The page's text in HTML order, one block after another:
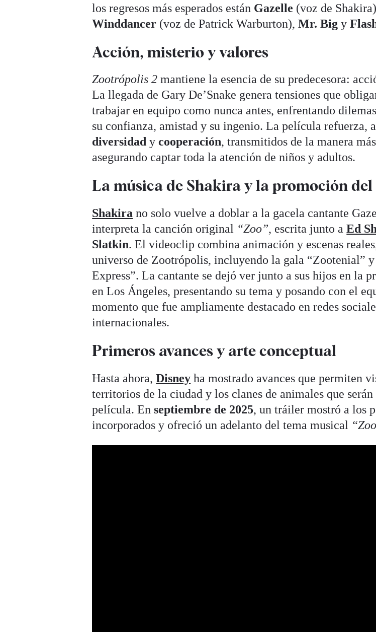
los regresos más esperados están Gazelle (voz de
Winddancer (voz de Patrick Warburton),Mr. Bigy
Acción, misterio y valores
Zootrópolis 2 mantiene la esencia de su predecesora:
La llegada de Gary De’Snake genera tensiones que
trabajar en equipo como nunca antes, enfrentando
su confianza, amistad y su ingenio. La película refuerza,
diversidad ycooperación, transmitidos de la manera
asegurando captar toda la atención de niños y adultos.
La música de Shakira y la promoción
Shakira no solo vuelve a doblar a la gacela cantante
interpreta la canción original “Zoo”, escrita junto aEd
Slatkin. El videoclip combina animación y escenas
universo de Zootrópolis, incluyendo la gala “Zootenial”
Express”. La cantante se dejó ver junto a sus hijos en la
en Los Ángeles, presentando su tema y posando con el
momento que fue ampliamente destacado en redes
internacionales.
Primeros avances y arte conceptual
Hasta ahora,Disney ha mostrado avances que permiten
territorios de la ciudad y los clanes de animales que
película. Enseptiembre de 2025, un tráiler mostró a los
incorporados y ofreció un adelanto del tema musical